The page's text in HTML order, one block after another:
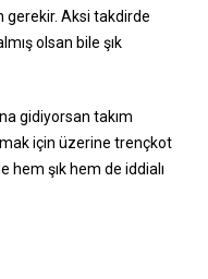
gerekir. Aksi takdirde
olsan bile şık
gidiyorsan takım
için üzerine trençkot
hem şık hem de iddialı